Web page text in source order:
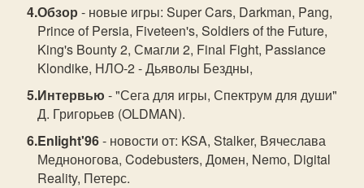
Обзор - новые игры: Super Cars, Darkman, Pang,
Prince of Persia, Fiveteen's, Soldiers of the Future,
King's Bounty 2, Смагли 2, Final Fight, Passiance
Klondike, НЛО-2 - Дьяволы Бездны,
Интервью - "Сега для игры, Спектрум для души"
Д. Григорьев (OLDMAN).
Enlight'96- новости от: KSA, Stalker, Вячеслава
Медноногова, Codebusters, Домен, Nemo, Digital
Reality, Петерс.